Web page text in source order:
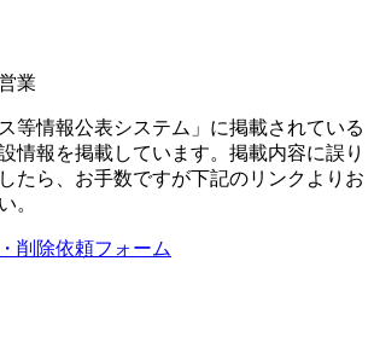
業
等情報公表システム」に掲載されている
情報を掲載しています。掲載内容に誤り
たら、お手数ですが下記のリンクよりお
。
削除依頼フォーム